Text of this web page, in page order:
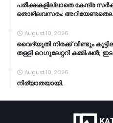
പരീക്ഷകളില്ലാതെ കേന്ദ്ര
തൊഴിലവസരം:
August 10, 2026
വൈദ്യുതി നിരക്ക് വീണ്ടും
തള്ളി റെഗുലേറ്ററി കമ്മിഷൻ;
August 10, 2026
നിര്യാതയായി.